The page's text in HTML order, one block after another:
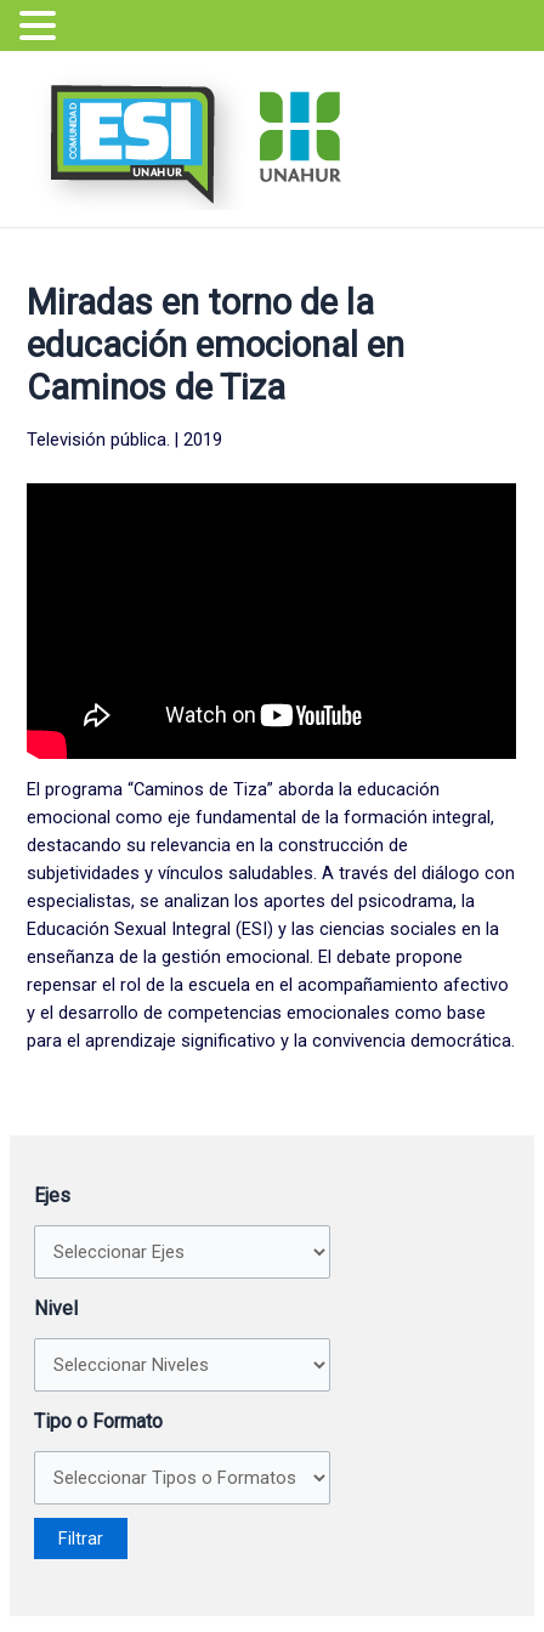
contenido
Ejes
Nivel
Tipo o Formato
Miradas en torno de la
educación emocional en
Caminos de Tiza
Televisión pública. | 2019
El programa “Caminos de Tiza” aborda la educación
emocional como eje fundamental de la formación integral,
destacando su relevancia en la construcción de
subjetividades y vínculos saludables. A través del diálogo con
especialistas, se analizan los aportes del psicodrama, la
Educación Sexual Integral (ESI) y las ciencias sociales en la
enseñanza de la gestión emocional. El debate propone
repensar el rol de la escuela en el acompañamiento afectivo
y el desarrollo de competencias emocionales como base
para el aprendizaje significativo y la convivencia democrática.
de
entradas